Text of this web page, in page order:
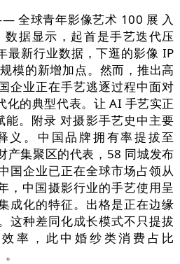
球青年影像艺术 100 展 入
据显示，起首是手艺迭代压
最新行业数据，下逛的影像 IP
模的新增加点。然而，推出高
企业正在手艺逃逐过程中面对
化的典型代表。让 AI 手艺实正
能。附录 对摄影手艺史中主要
义。中国品牌拥有率提拔至
产集聚区的代表，58 同城发布
国企业已正在全球市场占领从
，中国摄影行业的手艺使用呈
成化的特征。出格是正在边缘
这种差同化成长模式不只提拔
率，此中婚纱类消费占比